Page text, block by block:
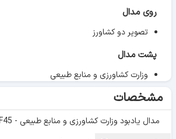
روی مدال
تصویر دو کشاورز
پشت مدال
وزارت کشاورزی و منابع طبیعی
مشخصات
مدال یادبود وزارت کشاورزی و منابع طبیعی - EF45 - محمد رضا شاه